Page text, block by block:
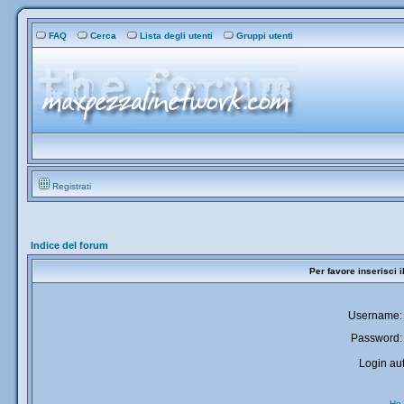
FAQ Cerca Lista degli utenti Gruppi utenti
Registrati
Indice del forum
Per favore inserisci
Username:
Password:
Login